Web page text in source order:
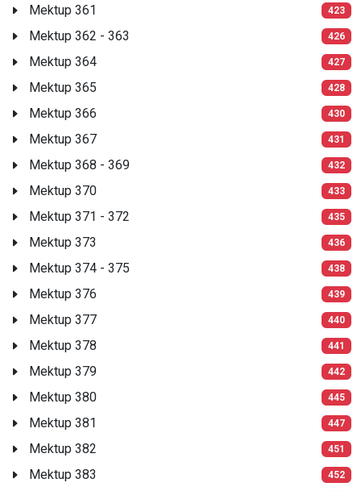
Mektup 361 423
Mektup 362 - 363 426
Mektup 364 427
Mektup 365 428
Mektup 366 430
Mektup 367 431
Mektup 368 - 369 432
Mektup 370 433
Mektup 371 - 372 435
Mektup 373 436
Mektup 374 - 375 438
Mektup 376 439
Mektup 377 440
Mektup 378 441
Mektup 379 442
Mektup 380 445
Mektup 381 447
Mektup 382 451
Mektup 383 452